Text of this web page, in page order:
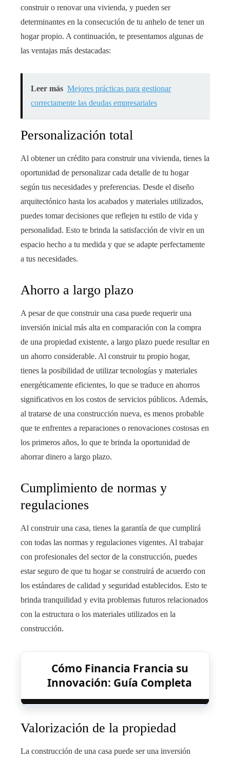
construir o renovar una vivienda, y pueden ser
determinantes en la consecución de tu anhelo de tener un
hogar propio. A continuación, te presentamos algunas de
las ventajas más destacadas:
Leer más Mejores prácticas para gestionar
correctamente las deudas empresariales
Personalización total
Al obtener un crédito para construir una vivienda, tienes la
oportunidad de personalizar cada detalle de tu hogar
según tus necesidades y preferencias. Desde el diseño
arquitectónico hasta los acabados y materiales utilizados,
puedes tomar decisiones que reflejen tu estilo de vida y
personalidad. Esto te brinda la satisfacción de vivir en un
espacio hecho a tu medida y que se adapte perfectamente
a tus necesidades.
Ahorro a largo plazo
A pesar de que construir una casa puede requerir una
inversión inicial más alta en comparación con la compra
de una propiedad existente, a largo plazo puede resultar en
un ahorro considerable. Al construir tu propio hogar,
tienes la posibilidad de utilizar tecnologías y materiales
energéticamente eficientes, lo que se traduce en ahorros
significativos en los costos de servicios públicos. Además,
al tratarse de una construcción nueva, es menos probable
que te enfrentes a reparaciones o renovaciones costosas en
los primeros años, lo que te brinda la oportunidad de
ahorrar dinero a largo plazo.
Cumplimiento de normas y
regulaciones
Al construir una casa, tienes la garantía de que cumplirá
con todas las normas y regulaciones vigentes. Al trabajar
con profesionales del sector de la construcción, puedes
estar seguro de que tu hogar se construirá de acuerdo con
los estándares de calidad y seguridad establecidos. Esto te
brinda tranquilidad y evita problemas futuros relacionados
con la estructura o los materiales utilizados en la
construcción.
Cómo Financia Francia su
Innovación: Guía Completa
Valorización de la propiedad
La construcción de una casa puede ser una inversión